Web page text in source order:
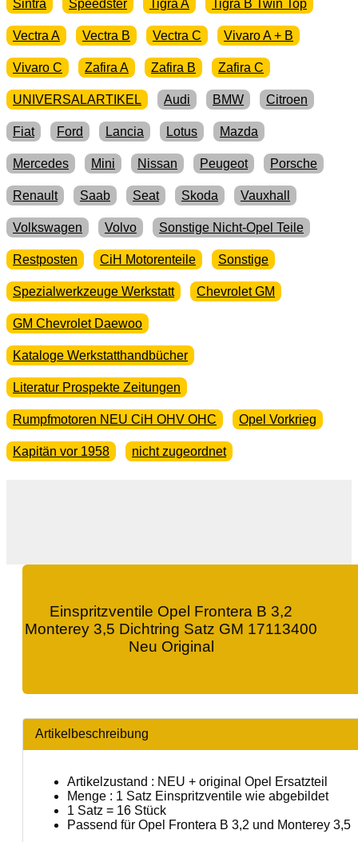
Sintra Speedster Tigra A Tigra B Twin Top
Vectra A Vectra B Vectra C Vivaro A + B
Vivaro C Zafira A Zafira B Zafira C
UNIVERSALARTIKEL Audi BMW Citroen
Fiat Ford Lancia Lotus Mazda
Mercedes Mini Nissan Peugeot Porsche
Renault Saab Seat Skoda Vauxhall
Volkswagen Volvo Sonstige Nicht-Opel Teile
Restposten CiH Motorenteile Sonstige
Spezialwerkzeuge Werkstatt Chevrolet GM
GM Chevrolet Daewoo
Kataloge Werkstatthandbücher
Literatur Prospekte Zeitungen
Rumpfmotoren NEU CiH OHV OHC Opel Vorkrieg
Kapitän vor 1958 nicht zugeordnet
Einspritzventile Opel Frontera B 3,2
Monterey 3,5 Dichtring Satz GM 17113400
Neu Original
Artikelbeschreibung
Artikelzustand : NEU + original Opel Ersatzteil
Menge : 1 Satz Einspritzventile wie abgebildet
1 Satz = 16 Stück
Passend für Opel Frontera B 3,2 und Monterey 3,5